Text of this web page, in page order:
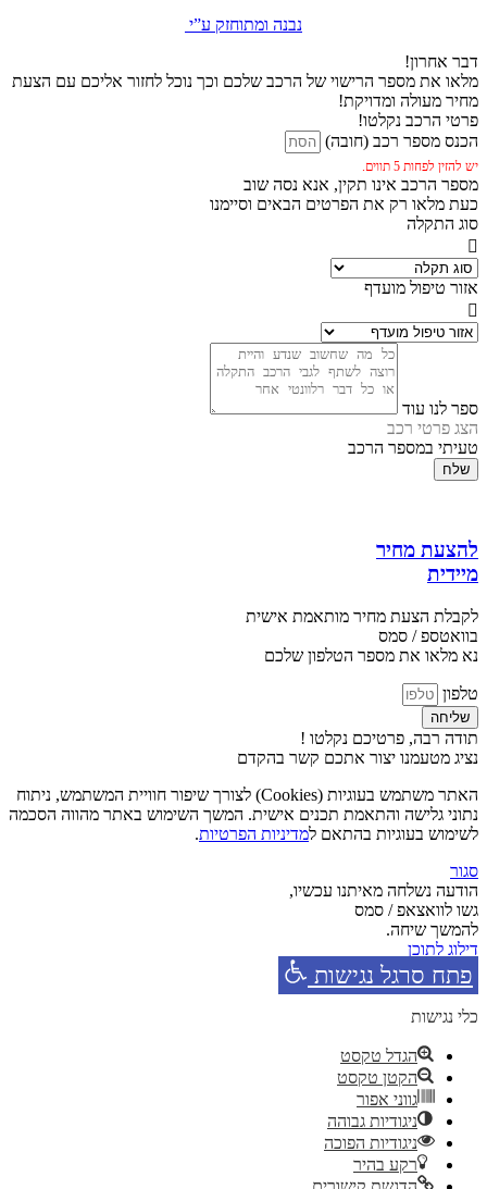
נבנה ומתוחזק ע”י
דבר אחרון!
מלאו את מספר הרישוי של הרכב שלכם וכך נוכל לחזור אליכם עם הצעת
מחיר מעולה ומדויקת!
פרטי הרכב נקלטו!
הכנס מספר רכב (חובה)
יש להזין לפחות 5 תווים.
מספר הרכב אינו תקין, אנא נסה שוב
כעת מלאו רק את הפרטים הבאים וסיימנו
סוג התקלה
אזור טיפול מועדף
ספר לנו עוד
הצג פרטי רכב
טעיתי במספר הרכב
שלח
להצעת מחיר
מיידית
לקבלת הצעת מחיר מותאמת אישית
בוואטספ / סמס
נא מלאו את מספר הטלפון שלכם
טלפון
שליחה
תודה רבה, פרטיכם נקלטו !
נציג מטעמנו יצור אתכם קשר בהקדם
האתר משתמש בעוגיות (Cookies) לצורך שיפור חוויית המשתמש, ניתוח
נתוני גלישה והתאמת תכנים אישית. המשך השימוש באתר מהווה הסכמה
לשימוש בעוגיות בהתאם למדיניות הפרטיות.
סגור
הודעה נשלחה מאיתנו עכשיו,
גשו לוואצאפ / סמס
להמשך שיחה.
דילוג לתוכן
פתח סרגל נגישות
כלי נגישות
הגדל טקסט
הקטן טקסט
גווני אפור
ניגודיות גבוהה
ניגודיות הפוכה
רקע בהיר